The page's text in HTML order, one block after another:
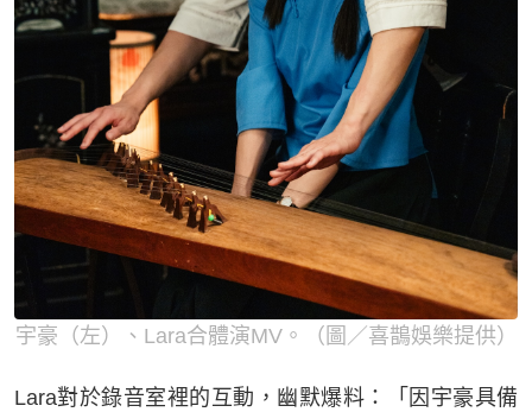
宇豪（左）、Lara合體演MV。（圖／喜鵲娛樂提供）
Lara對於錄音室裡的互動，幽默爆料：「因宇豪具備